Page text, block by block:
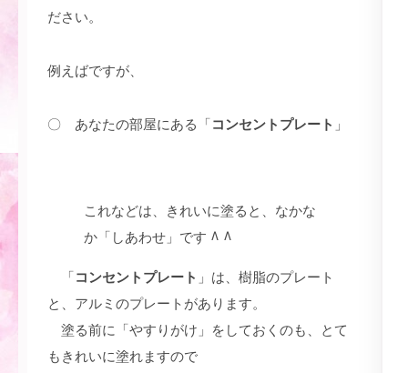
ださい。
例えばですが、
〇 あなたの部屋にある「コンセントプレート 」
これなどは、きれいに塗ると、なかな
か「しあわせ」です ^ ^
「コンセントプレート 」は、樹脂のプレート
と、アルミのプレートがあります。
塗る前に「やすりがけ」をしておくのも、とて
もきれいに塗れますので